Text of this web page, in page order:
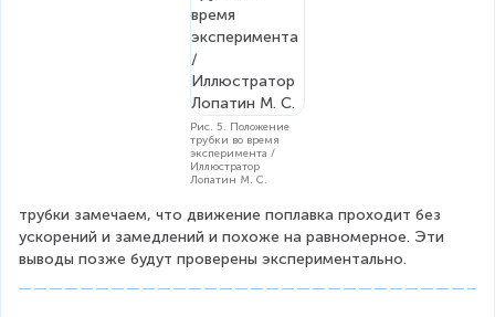
Рис. 5. Положение
трубки во время
эксперимента /
Иллюстратор
Лопатин М. С.
трубки замечаем, что движение поплавка проходит без
ускорений и замедлений и похоже на равномерное. Эти
выводы позже будут проверены экспериментально.